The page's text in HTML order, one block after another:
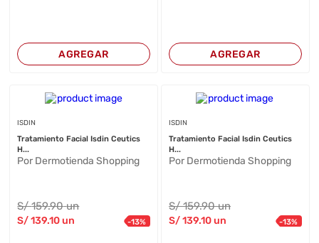
AGREGAR AGREGAR
ISDIN
Tratamiento Facial Isdin Ceutics
H...
Por Dermotienda Shopping
S/159.90 un
S/139.10 un -13%
ISDIN
Tratamiento Facial Isdin Ceutics
H...
Por Dermotienda Shopping
S/159.90 un
S/139.10un -13%